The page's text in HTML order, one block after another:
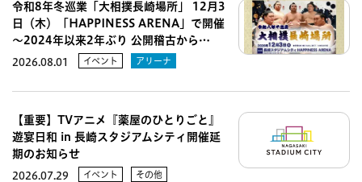
令和8年冬巡業「大相撲長崎場所」 12月3
日（木）「HAPPINESS ARENA」で開催
～2024年以来2年ぶり 公開稽古から…
2026.08.01 イベント アリーナ
【重要】TVアニメ『薬屋のひとりごと』
遊宴日和 in 長崎スタジアムシティ開催延
期のお知らせ
2026.07.29 イベント その他